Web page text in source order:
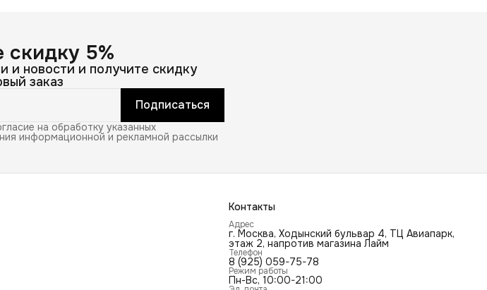
скидку 5%
и новости и получите скидку
заказ
Подписаться
на обработку указанных
информационной и рекламной рассылки
Контакты
Адрес
г. Москва, Ходынский бульвар 4, ТЦ Авиапарк,
этаж 2, напротив магазина Лайм
Телефон
8 (925) 059-75-78
Режим работы
Пн-Вс, 10:00-21:00